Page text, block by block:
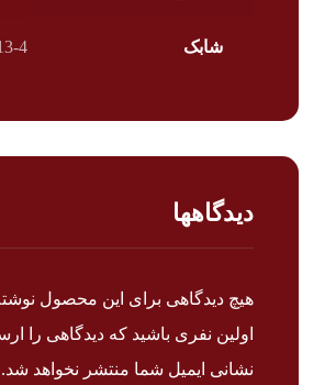
شابک 4
دیدگاهها
هیچ دیدگاهی برای این محصول
اولین نفری باشید که دیدگاهی را
نشانی ایمیل شما منتشر نخواهد شد.